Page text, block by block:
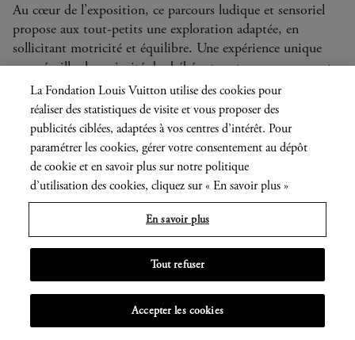
Au cœur de l’exposition, ce parcours ludique et sensoriel
propose aux tout-petits une exploration adaptée, en
sollicitant motricité et équilibre. Une expérience unique
pour éveiller la curiosité des bébés et partager un moment
privilégié en famille autour des œuvres de Calder !
La Fondation Louis Vuitton utilise des cookies pour
réaliser des statistiques de visite et vous proposer des
publicités ciblées, adaptées à vos centres d’intérêt. Pour
paramétrer les cookies, gérer votre consentement au dépôt
de cookie et en savoir plus sur notre politique
d’utilisation des cookies, cliquez sur « En savoir plus »
En savoir plus
Tout refuser
Accepter les cookies